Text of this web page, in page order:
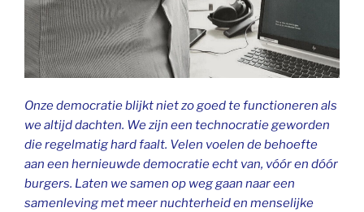
Onze democratie blijkt niet zo goed te functioneren als
we altijd dachten. We zijn een technocratie geworden
die regelmatig hard faalt. Velen voelen de behoefte
aan een hernieuwde democratie echt van, vóór en dóór
burgers. Laten we samen op weg gaan naar een
samenlevingmet meernuchterheid en menselijke